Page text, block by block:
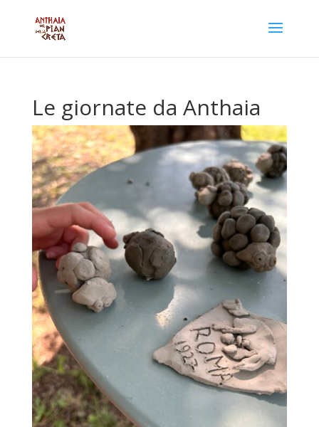
Le giornate da Anthaia